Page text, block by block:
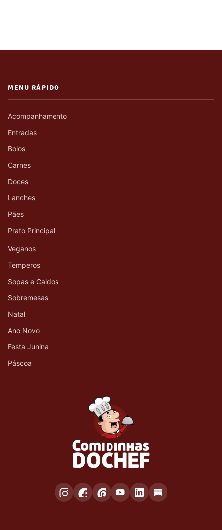
MENU RÁPIDO
Acompanhamento
Entradas
Bolos
Carnes
Doces
Lanches
Pães
Prato Principal
Veganos
Temperos
Sopas e Caldos
Sobremesas
Natal
Ano Novo
Festa Junina
Páscoa